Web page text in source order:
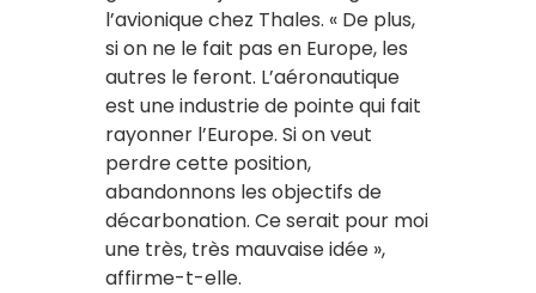
l’avionique chez Thales. « De plus,
si on ne le fait pas en Europe, les
autres le feront. L’aéronautique
est une industrie de pointe qui fait
rayonner l’Europe. Si on veut
perdre cette position,
abandonnons les objectifs de
décarbonation. Ce serait pour moi
une très, très mauvaise idée »,
affirme-t-elle.